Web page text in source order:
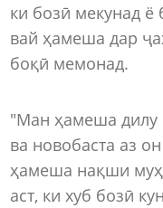
ки бозӣ мекунад
вай ҳамеша дар
боқӣ мемонад.
"Ман ҳамеша
ва новобаста аз
ҳамеша нақши
аст, ки хуб бозӣ